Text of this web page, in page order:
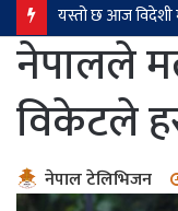
यस्तो छ आज विदेशी
नेपालले
विकेटले
नेपाल टेलिभिजन